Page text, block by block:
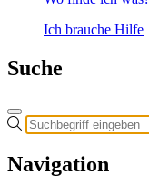
Ich brauche Hilfe
Suche
Navigation